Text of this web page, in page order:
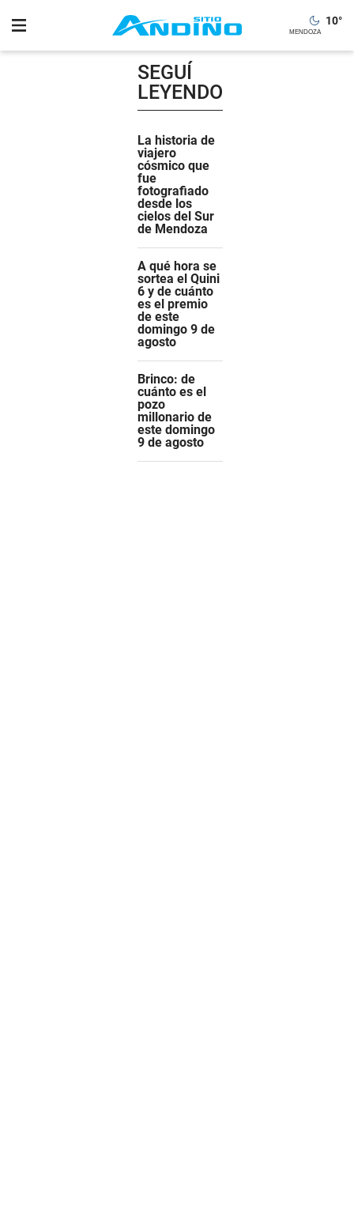
10°
SEGUÍ
LEYENDO
La historia de
viajero
cósmico que
fue
fotografiado
desde los
cielos del Sur
de Mendoza
A qué hora se
sortea el Quini
6 y de cuánto
es el premio
de este
domingo 9 de
agosto
Brinco: de
cuánto es el
pozo
millonario de
este domingo
9 de agosto